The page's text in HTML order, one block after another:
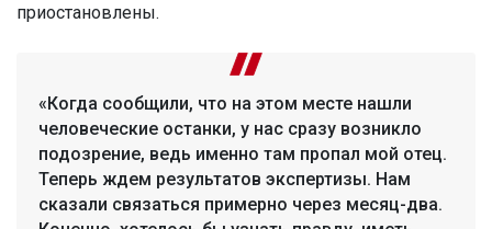
приостановлены.
«Когда сообщили, что на этом месте нашли
человеческие останки, у нас сразу возникло
подозрение, ведь именно там пропал мой отец.
Теперь ждем результатов экспертизы. Нам
сказали связаться примерно через месяц-два.